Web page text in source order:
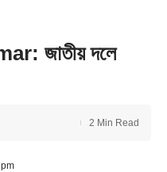
জাতীয় দলে
2 Min Read